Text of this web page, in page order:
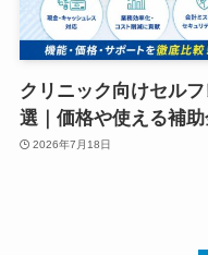
クリニック向けセル
選｜価格や使える補助
2026年7月18日